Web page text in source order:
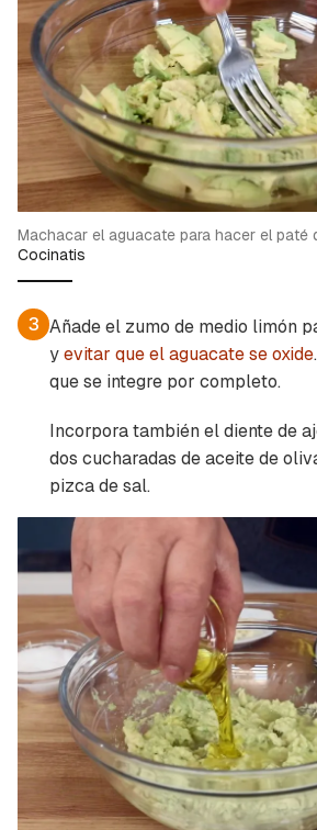
Guardar como favorito
Para poder guardar como
de iniciar sesión con tu cuenta
INICIAR SESIÓN
Machacar el aguacate para hacer el paté
Cocinatis
3 Añade el zumo de medio limón
yevitar que el aguacate se oxide
que se integre por completo.
Incorpora también el diente de
dos cucharadas de aceite de
pizca de sal.
Contenido enviado
Gracias por suscribirte a
ACEPTAR